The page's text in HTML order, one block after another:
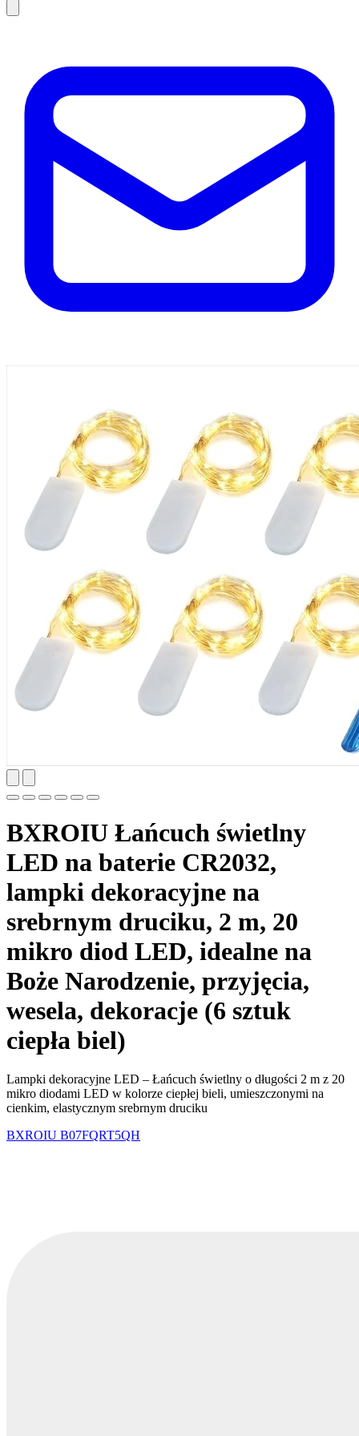
BXROIU Łańcuch świetlny
LED na baterie CR2032,
lampki dekoracyjne na
srebrnym druciku, 2 m, 20
mikro diod LED, idealne na
Boże Narodzenie, przyjęcia,
wesela, dekoracje (6 sztuk
ciepła biel)
Lampki dekoracyjne LED – Łańcuch świetlny o długości 2 m z 20
mikro diodami LED w kolorze ciepłej bieli, umieszczonymi na
cienkim, elastycznym srebrnym druciku
BXROIU B07FQRT5QH